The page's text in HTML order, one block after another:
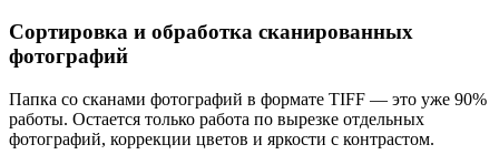
Сортировка и обработка сканированных
фотографий
Папка со сканами фотографий в формате TIFF — это уже 90%
работы. Остается только работа по вырезке отдельных
фотографий, коррекции цветов и яркости с контрастом.